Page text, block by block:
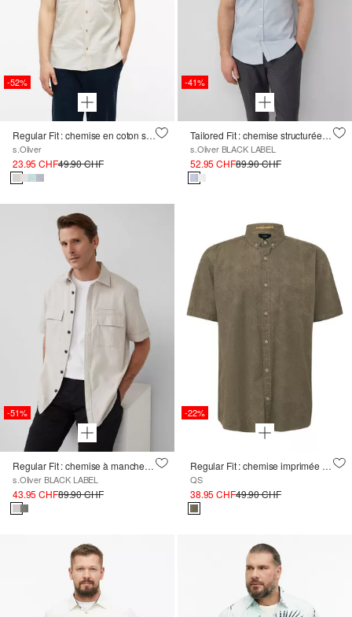
-52%
Regular Fit : chemise en coton structuré
s.Oliver
23.95 CHF49.90 CHF
-41%
Tailored Fit : chemise structurée à manches courtes en coton stretch
s.Oliver BLACK LABEL
52.95 CHF89.90 CHF
-51%
Regular Fit : chemise à manches courtes chinée en lin mélangé
s.Oliver BLACK LABEL
43.95 CHF89.90 CHF
-22%
Regular Fit : chemise imprimée à la finition lavée
QS
38.95 CHF49.90 CHF